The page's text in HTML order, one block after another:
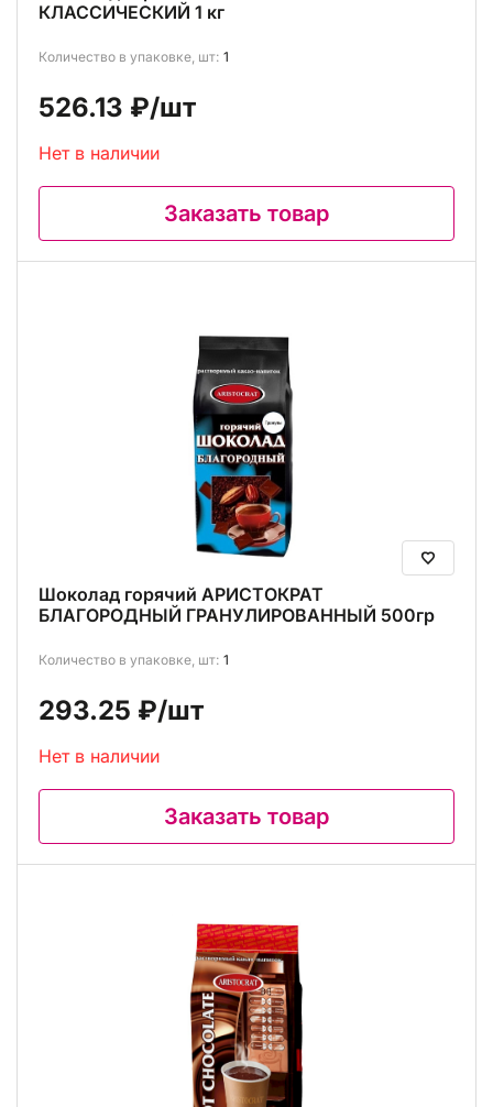
КЛАССИЧЕСКИЙ 1 кг
Количество в упаковке, шт: 1
526.13 ₽/шт
Нет в наличии
Заказать товар
Шоколад горячий АРИСТОКРАТ
БЛАГОРОДНЫЙ ГРАНУЛИРОВАННЫЙ 500гр
Количество в упаковке, шт: 1
293.25 ₽/шт
Нет в наличии
Заказать товар